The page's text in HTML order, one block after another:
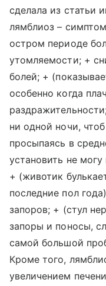
сделала из статьи
лямблиоз –
остром периоде
утомляемости; +
болей; +
особенно когда
ни одной ночи,
просыпаясь в
установить не
+ (животик
последние пол
запоров; + (стул
запоры и поносы,
самой большой
Кроме того,
увеличением